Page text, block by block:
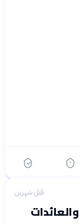
قبل شهرين